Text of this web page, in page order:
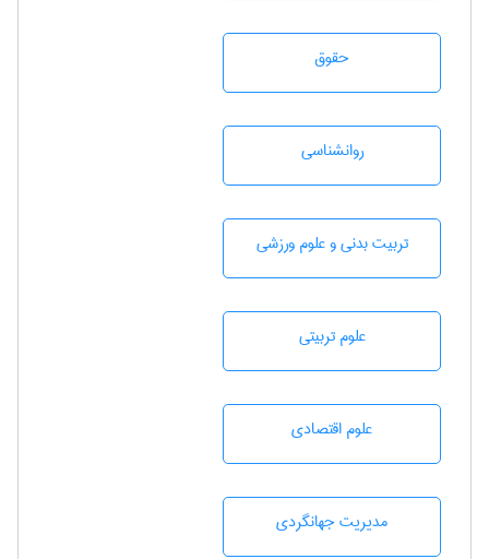
حقوق
روانشناسی
تربيت بدنی و علوم ورزشی
علوم تربيتی
علوم اقتصادی
مديريت جهانگردی